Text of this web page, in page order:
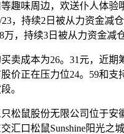
趣味周边，欢送仆人体验
，持续2日被从力资金减
万，持续3日被从力资金减仓
成本为26。31元，近期
价正在压力位24。59和支
。
鼠股份无限公司位于安
汇口松鼠Sunshine阳光之